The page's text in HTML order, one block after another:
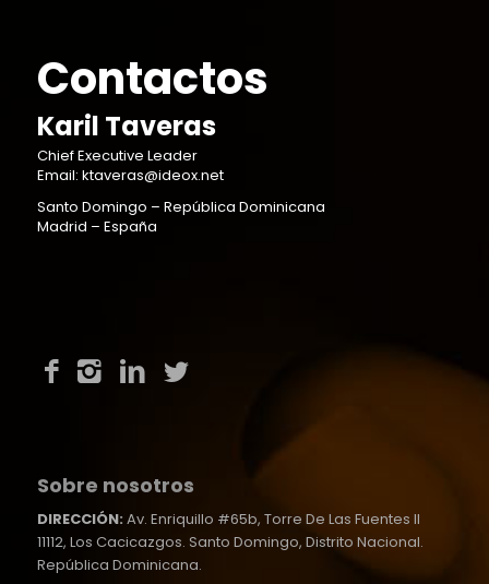
Contactos
Karil Taveras
Chief Executive Leader
Email: ktaveras@ideox.net
Santo Domingo – República Dominicana
Madrid – España
Sobre nosotros
DIRECCIÓN: Av. Enriquillo #65b, Torre De Las Fuentes II
11112, Los Cacicazgos. Santo Domingo, Distrito Nacional.
República Dominicana.